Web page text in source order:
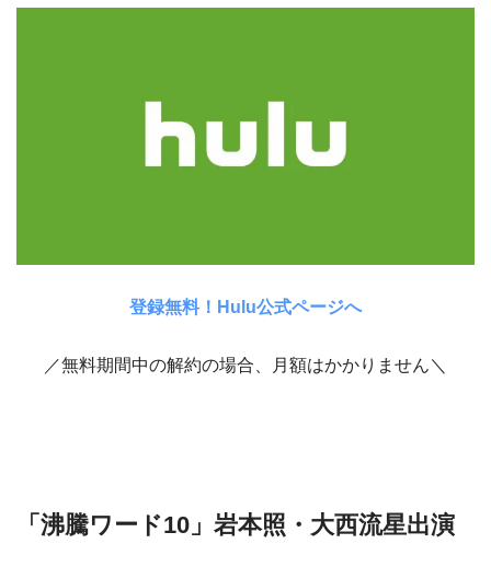
登録無料！Hulu公式ページへ
／無料期間中の解約の場合、月額はかかりません＼
「沸騰ワード10」岩本照・大西流星出演